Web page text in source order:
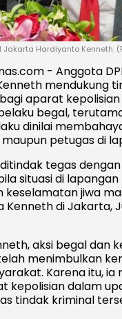
Jakarta Hardiyanto Kenneth.
- Anggota
mendukung
aparat
begal,
dinilai
petugas di
tegas
situasi di
keselamatan jiwa
Kenneth di Jakarta,
aksi begal dan
menimbulkan
Karena itu, ia
kepolisian dalam
tindak kriminal